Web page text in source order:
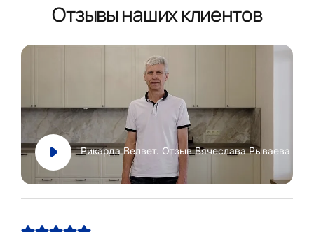
Отзывы наших клиентов
Рикарда Велвет. Отзыв Вячеслава Рываева